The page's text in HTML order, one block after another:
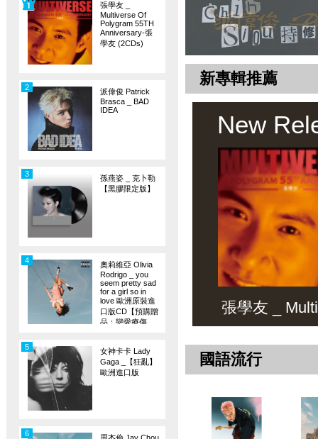
張學友 _
Multiverse Of
Polygram 55TH
Anniversary-張
學友 (2CDs)
派偉俊 Patrick
Brasca _ BAD
IDEA
2
孫燕姿 _ 克卜勒
【黑膠限定版】
3
奧莉維亞 Olivia
Rodrigo _ you
seem pretty sad
for a girl so in
love 歐洲原裝進
口版CD【預購贈
品：戀愛療傷
4
女神卡卡 Lady
Gaga _【狂亂】
歐洲進口版
5
6
新專輯推薦
New
張學友 _
國語流行